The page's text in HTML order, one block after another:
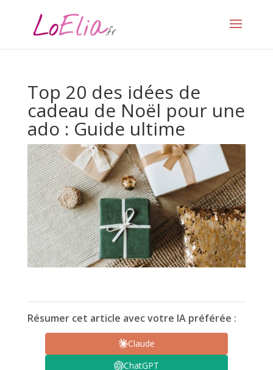
Top 20 des idées de
cadeau de Noël pour une
ado : Guide ultime
Résumer cet article avec votre IA préférée :
Claude
ChatGPT